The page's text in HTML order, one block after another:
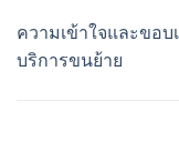
ความเข้าใจและขอบ
บริการขนย้าย